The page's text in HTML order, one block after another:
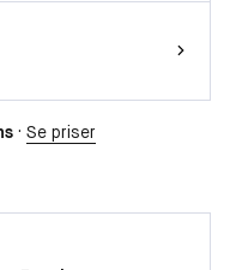
· Se priser